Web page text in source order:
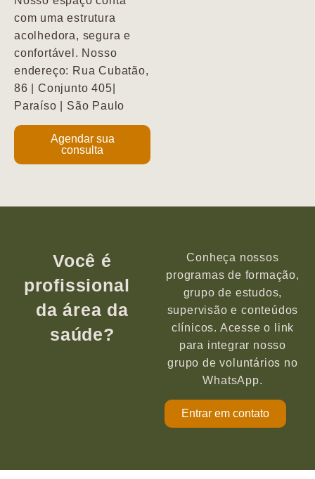
com uma estrutura
acolhedora, segura e
confortável. Nosso
endereço: Rua Cubatão,
86 | Conjunto 405|
Paraíso | São Paulo
Agendar sua
consulta
Você é
profissional
da área da
saúde?
Conheça nossos
programas de formação,
grupo de estudos,
supervisão e conteúdos
clínicos. Acesse o link
para integrar nosso
grupo de voluntários no
WhatsApp.
Entrar em contato